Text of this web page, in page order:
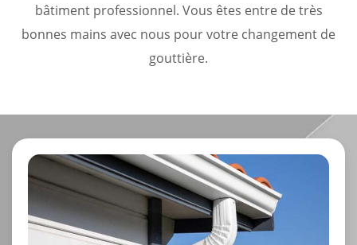
bâtiment professionnel. Vous êtes entre de très
bonnes mains avec nous pour votre changement de
gouttière.